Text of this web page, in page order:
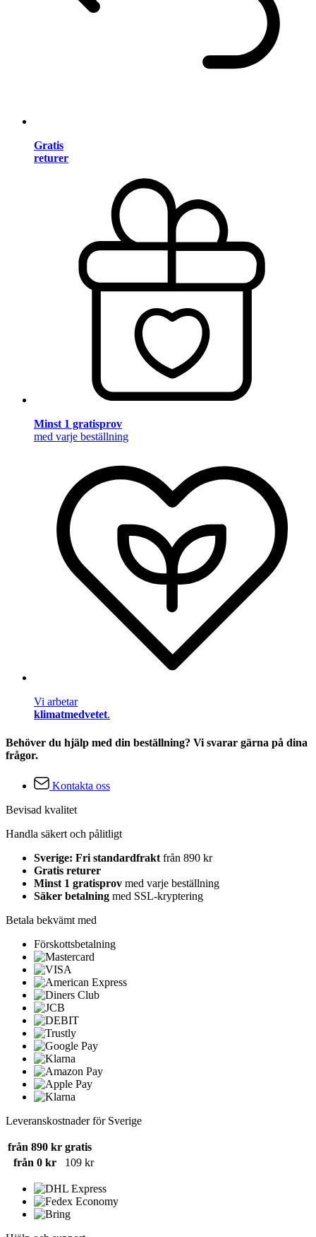
Gratis
returer
Minst 1 gratisprov
med varje beställning
Vi arbetar
klimatmedvetet.
Behöver du hjälp med din beställning? Vi svarar gärna på dina
frågor.
Kontakta oss
Bevisad kvalitet
Handla säkert och pålitligt
Sverige: Fri standardfrakt från 890 kr
Gratis returer
Minst 1 gratisprov med varje beställning
Säker betalning med SSL-kryptering
Betala bekvämt med
Förskottsbetalning
Leveranskostnader för Sverige
från 890 kr gratis
från 0 kr
109 kr